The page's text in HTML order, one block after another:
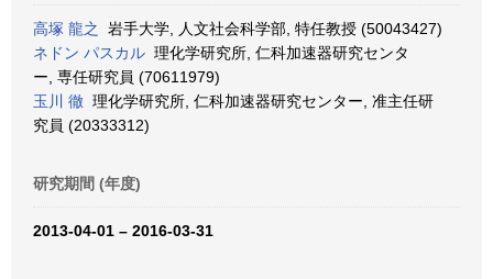
高塚 龍之
岩手大学, 人文社会科学部, 特任教授 (50043427)
ネドン パスカル 理化学研究所, 仁科加速器研究センタ
ー, 専任研究員 (70611979)
玉川 徹 理化学研究所, 仁科加速器研究センター, 准主任研
究員 (20333312)
研究期間 (年度)
2013-04-01 – 2016-03-31